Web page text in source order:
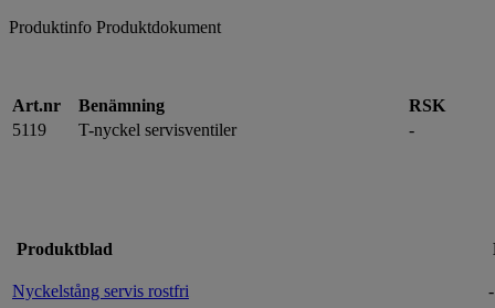
Produktinfo Produktdokument
Art.nr Benämning
RSK
5119
T-nyckel servisventiler -
Produktblad
Nyckelstång servis rostfri -